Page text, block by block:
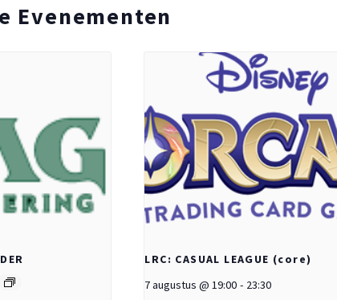
Evenementen
LRC: CASUAL LEAGUE (core)
7 augustus @ 19:00 - 23:30